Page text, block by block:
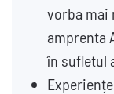
vorba mai
amprenta
în sufletul